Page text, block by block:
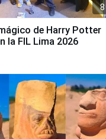
8
de Harry Potter
la FIL Lima 2026